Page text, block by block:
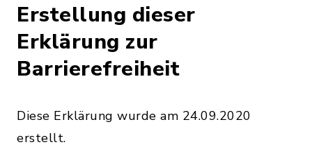
Erstellung dieser
Erklärung zur
Barrierefreiheit
Diese Erklärung wurde am 24.09.2020
erstellt.